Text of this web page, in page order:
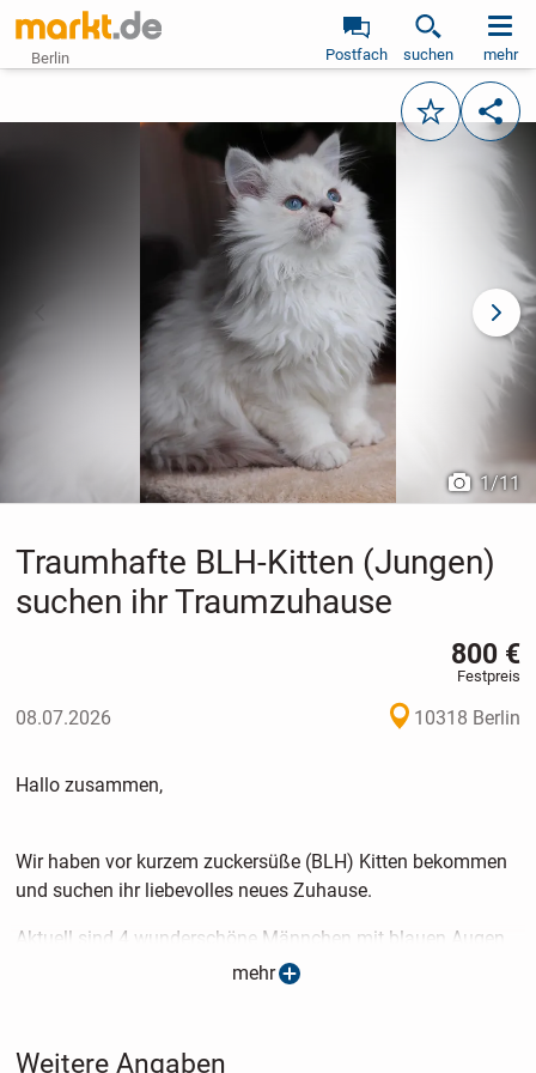
Berlin Postfach suchen mehr
Merken
vorheriges Bild
1/11
Traumhafte BLH-Kitten (Jungen)
suchen ihr Traumzuhause
800 €
Festpreis
08.07.2026 10318 Berlin
Hallo zusammen,
Wir haben vor kurzem zuckersüße (BLH) Kitten bekommen
und suchen ihr liebevolles neues Zuhause.
Aktuell sind 4 wunderschöne Männchen mit blauen Augen
und schneeweiß glänzendem Fell mit Seal-Point -Shading
mehr
Weitere Angaben